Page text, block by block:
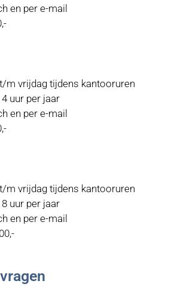
en per e-mail
m vrijdag tijdens kantooruren
uur per jaar
en per e-mail
m vrijdag tijdens kantooruren
uur per jaar
en per e-mail